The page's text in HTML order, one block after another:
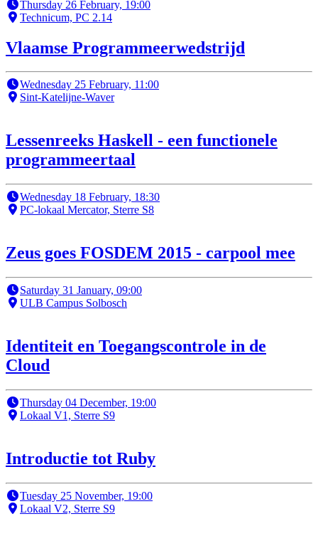
Thursday 26 February, 19:00
Technicum, PC 2.14
Vlaamse Programmeerwedstrijd
Wednesday 25 February, 11:00
Sint-Katelijne-Waver
Lessenreeks Haskell - een functionele
programmeertaal
Wednesday 18 February, 18:30
PC-lokaal Mercator, Sterre S8
Zeus goes FOSDEM 2015 - carpool mee
Saturday 31 January, 09:00
ULB Campus Solbosch
Identiteit en Toegangscontrole in de
Cloud
Thursday 04 December, 19:00
Lokaal V1, Sterre S9
Introductie tot Ruby
Tuesday 25 November, 19:00
Lokaal V2, Sterre S9